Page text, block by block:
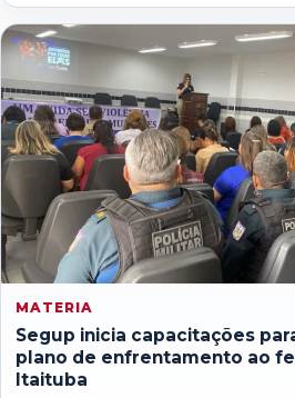
MATERIA
Segup inicia capacitações
plano de enfrentamento ao
Itaituba